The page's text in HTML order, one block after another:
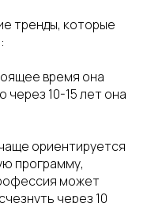
тренды, которые
время она
через 10-15 лет она
ориентируется
программу,
может
через 10